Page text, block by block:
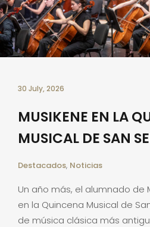
30 July, 2026
MUSIKENE EN LA
MUSICAL DE SAN
Destacados, Noticias
Un año más, el alumnado de
en la Quincena Musical de
de música clásica más